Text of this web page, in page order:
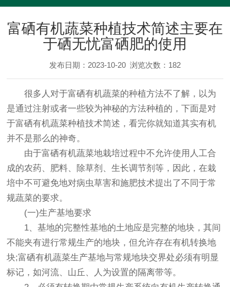
富硒有机蔬菜种植技术简述主要在
于硒无忧富硒肥的使用
发布日期：2023-10-20 浏览次数： 182
很多人对于富硒有机蔬菜的种植方法不了解，以为
是通过注射或者一些较为神秘的方法种植的，下面是对
于富硒有机蔬菜种植技术简述，看完你就知道其实有机
并不是那么的神奇。
由于富硒有机蔬菜地栽培过程中不允许使用人工合
成的农药、肥料、除草剂、生长调节剂等，因此，在栽
培中不可避免地对病虫草害和施肥技术提出了不同于常
规蔬菜的要求。
(一)生产基地要求
1、基地的完整性基地的土地应是完整的地块，其间
不能夹有进行常规生产的地块，但允许存在有机转换地
块;富硒有机蔬菜生产基地与常规地块交界处必须有明显
标记，如河流、山丘、人为设置的隔离带等。